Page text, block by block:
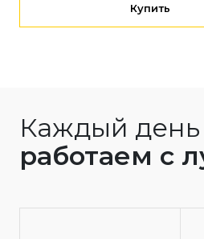
Купить
Каждый день
работаем с